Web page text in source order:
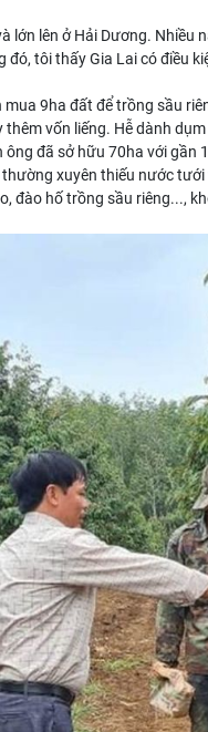
lớn lên ở Hải Dương.
đó, tôi thấyGia Laicó điều
9ha đất để trồng sầu
vốn liếng. Hễ dành
đã sở hữu 70ha với gần
xuyên thiếu nước
đào hố trồng sầu riêng...,